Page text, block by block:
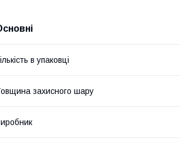
в упаковці
захисного шару